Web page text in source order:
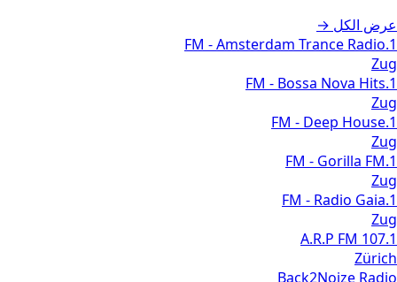
عرض الكل →
1.FM - Amsterdam Trance Radio
Zug
1.FM - Bossa Nova Hits
Zug
1.FM - Deep House
Zug
1.FM - Gorilla FM
Zug
1.FM - Radio Gaia
Zug
A.R.P FM 107.1
Zürich
Back2Noize Radio